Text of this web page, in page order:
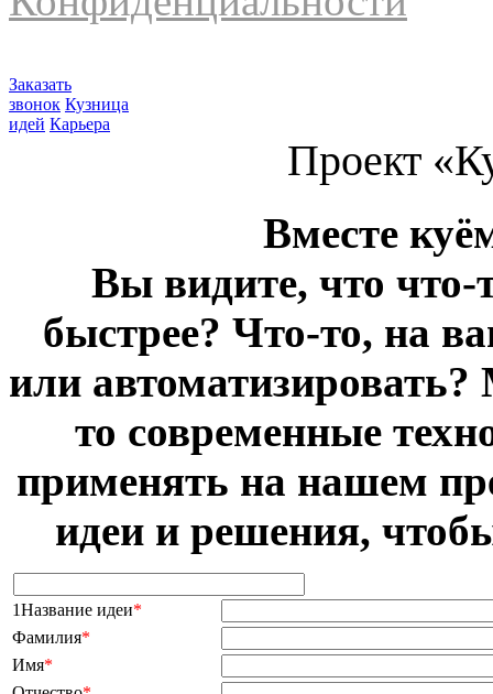
Заказать
звонок Кузница
идей Карьера
Проект
Вместе
Вы видите, что
быстрее? Что-то, на
или
то современные
применять на нашем
идеи и решения,
1Название идеи*
Фамилия*
Имя*